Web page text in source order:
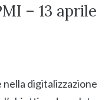
– 13 aprile
nella digitalizzazione